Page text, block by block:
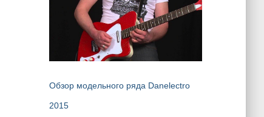
Обзор модельного ряда Danelectro
2015